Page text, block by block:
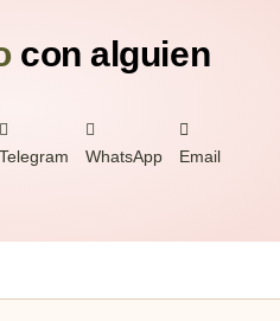
con alguien
Telegram WhatsApp Email